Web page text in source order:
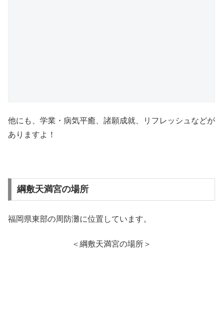
他にも、学業・病気平癒、諸願成就、リフレッシュなどが
ありますよ！
綱敷天満宮の場所
福岡県東部の周防灘に位置しています。
＜綱敷天満宮の場所＞